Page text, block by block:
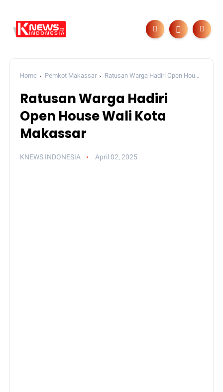
Home Pemkot Makassar
Ratusan Warga Hadiri Open House
Ratusan Warga Hadiri
Open House Wali Kota
Makassar
KNEWS INDONESIA April 02, 2025